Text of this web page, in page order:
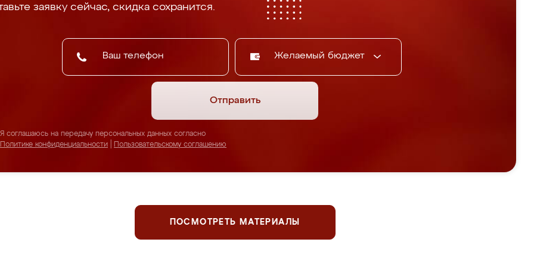
заявку сейчас, скидка сохранится.
Желаемый бюджет
Отправить
Я соглашаюсь на передачу персональных данных согласно
Политике конфиденциальности
Пользовательскому соглашению
ПОСМОТРЕТЬ МАТЕРИАЛЫ